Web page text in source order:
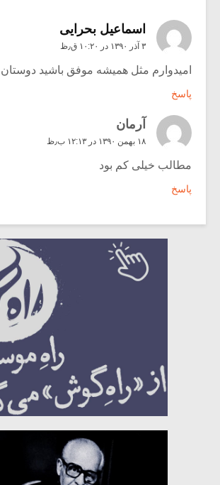
اسماعیل بحرایی
۳ آذر ۱۳۹۰ در ۱۰:۲۰ ق٫ظ
امیدوارم مثل همیشه موفق باشید دوستان
پاسخ
آرمان
۱۸ بهمن ۱۳۹۰ در ۱۲:۱۳ ب٫ظ
مطالب خیلی کم بود
پاسخ